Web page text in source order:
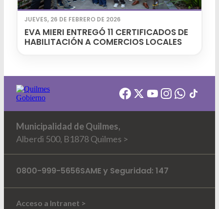
JUEVES, 26 DE FEBRERO DE 2026
EVA MIERI ENTREGÓ 11 CERTIFICADOS DE
HABILITACIÓN A COMERCIOS LOCALES
Municipalidad de Quilmes,
Alberdi 500, B1878 Quilmes >
0800-999-5656SAME y Seguridad: 147
Acceso a Intranet >